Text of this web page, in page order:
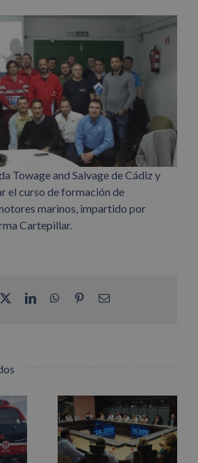
Towage and Salvage de Cádiz y
el curso de formación de
marinos, impartido por
Cartepillar.
LinkedInWhatsApp
PinterestCorreo